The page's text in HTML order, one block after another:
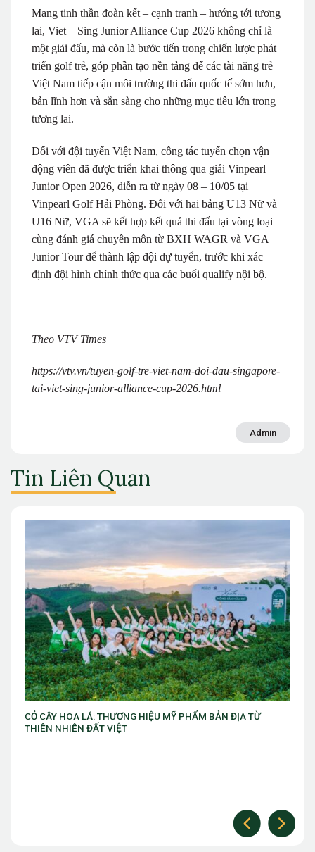
Mang tinh thần đoàn kết – cạnh tranh – hướng tới tương
lai, Viet – Sing Junior Alliance Cup 2026 không chỉ là
một giải đấu, mà còn là bước tiến trong chiến lược phát
triển golf trẻ, góp phần tạo nền tảng để các tài năng trẻ
Việt Nam tiếp cận môi trường thi đấu quốc tế sớm hơn,
bản lĩnh hơn và sẵn sàng cho những mục tiêu lớn trong
tương lai.
Đối với đội tuyển Việt Nam, công tác tuyển chọn vận
động viên đã được triển khai thông qua giải Vinpearl
Junior Open 2026, diễn ra từ ngày 08 – 10/05 tại
Vinpearl Golf Hải Phòng. Đối với hai bảng U13 Nữ và
U16 Nữ, VGA sẽ kết hợp kết quả thi đấu tại vòng loại
cùng đánh giá chuyên môn từ BXH WAGR và VGA
Junior Tour để thành lập đội dự tuyển, trước khi xác
định đội hình chính thức qua các buổi qualify nội bộ.
Theo VTV Times
https://vtv.vn/tuyen-golf-tre-viet-nam-doi-dau-singapore-
tai-viet-sing-junior-alliance-cup-2026.html
Admin
Tin Liên Quan
MỸ PHẨM BẢN ĐỊA TỪ
VIB ra mắt chương trình “VIB Swing